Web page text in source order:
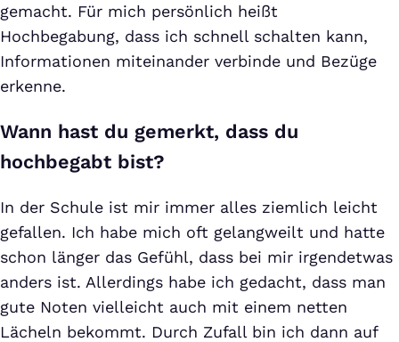
gemacht. Für mich persönlich heißt
Hochbegabung, dass ich schnell schalten kann,
Informationen miteinander verbinde und Bezüge
erkenne.
Wann hast du gemerkt, dass du
hochbegabt bist?
In der Schule ist mir immer alles ziemlich leicht
gefallen. Ich habe mich oft gelangweilt und hatte
schon länger das Gefühl, dass bei mir irgendetwas
anders ist. Allerdings habe ich gedacht, dass man
gute Noten vielleicht auch mit einem netten
Lächeln bekommt. Durch Zufall bin ich dann auf